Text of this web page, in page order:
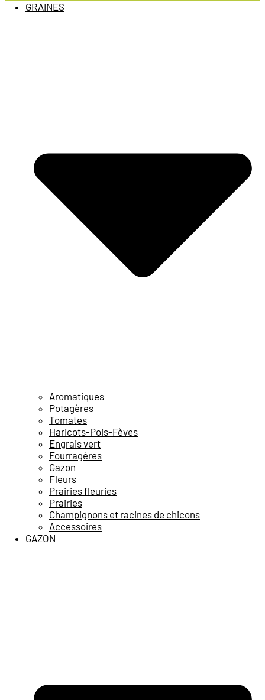
GRAINES
Aromatiques
Potagères
Tomates
Haricots-Pois-Fèves
Engrais vert
Fourragères
Gazon
Fleurs
Prairies fleuries
Prairies
Champignons et racines de chicons
Accessoires
GAZON